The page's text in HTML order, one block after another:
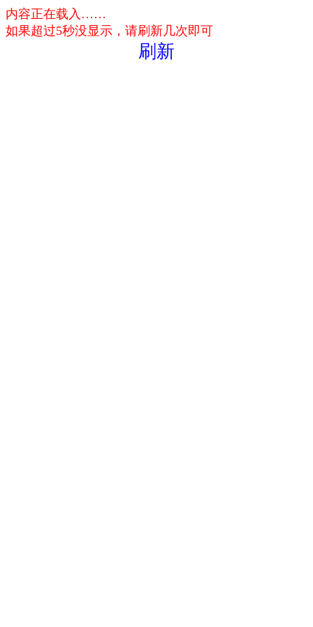
内容正在载入……
如果超过5秒没显示，请刷新几次即可
刷新